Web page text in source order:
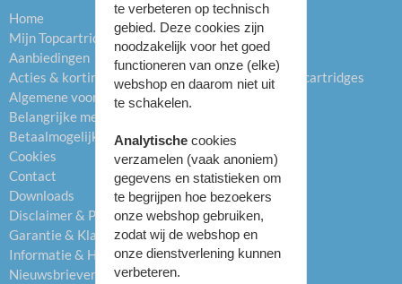
Inktcartridges
Toners
Drums
Hervulbare inktcartridges
Labelprinters
Papier
Printers
Overig
Home
Mijn Topcartridge.nl
Aanbiedingen
Acties & kortingen
Algemene voorwaarden
Belangrijke mededelingen
Betaalmogelijkheden
Cookies
Contact
Downloads
Disclaimer & Privacybeleid
Garantie & Klachten
Informatie & Helpcentrum
Nieuwsbrieven
te verbeteren op technisch
gebied. Deze cookies zijn
noodzakelijk voor het goed
functioneren van onze (elke)
webshop en daarom niet uit
te schakelen.
Analytische cookies
verzamelen (vaak anoniem)
gegevens en statistieken om
te begrijpen hoe bezoekers
onze webshop gebruiken,
zodat wij de webshop en
onze dienstverlening kunnen
verbeteren.